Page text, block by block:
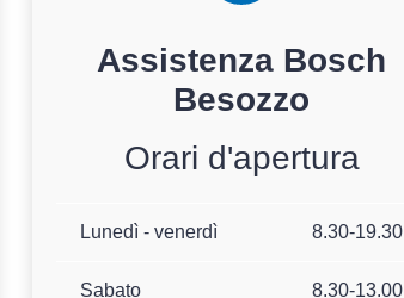
Assistenza Bosch
Besozzo
Orari d'apertura
Lunedì - venerdì 8.30-19.30
Sabato 8.30-13.00